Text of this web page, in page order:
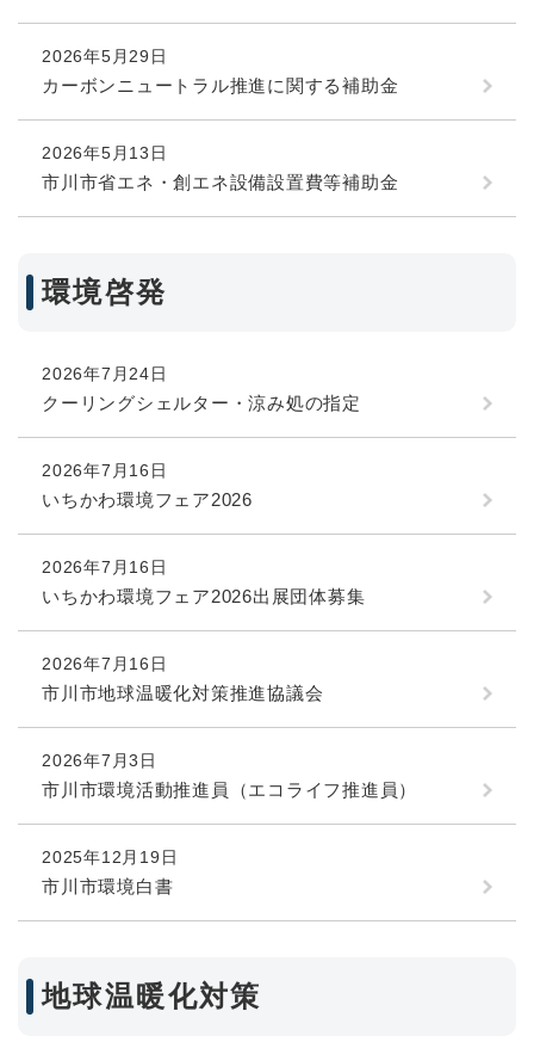
2026年5月29日
カーボンニュートラル推進に関する補助金
2026年5月13日
市川市省エネ・創エネ設備設置費等補助金
環境啓発
2026年7月24日
クーリングシェルター・涼み処の指定
2026年7月16日
いちかわ環境フェア2026
2026年7月16日
いちかわ環境フェア2026出展団体募集
2026年7月16日
市川市地球温暖化対策推進協議会
2026年7月3日
市川市環境活動推進員（エコライフ推進員）
2025年12月19日
市川市環境白書
地球温暖化対策